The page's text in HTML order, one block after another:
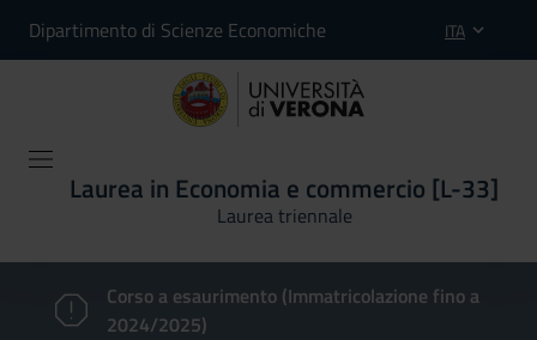
Dipartimento di Scienze Economiche ITA
Laurea in Economia e commercio [L-33]
Laurea triennale
Corso a esaurimento (Immatricolazione fino a
2024/2025)